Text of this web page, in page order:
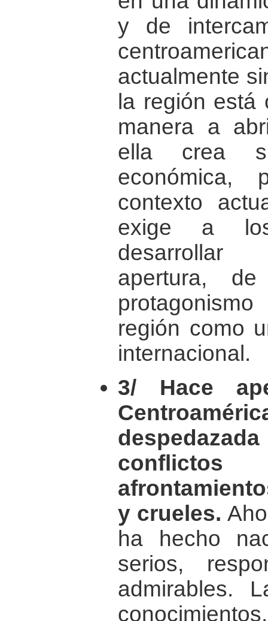
y de
actualmente
la región está
manera a
ella crea
económica,
contexto
exige a los
desarrollar
apertura,
región como
internacional.
3/ Hace
y crueles.
ha hecho
serios,
admirables.